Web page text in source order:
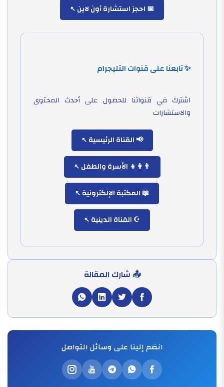
📅 احجز استشارة أون لاين
✨ تابعنا على قنوات التليجرام
اشترك في قنواتنا للحصول على أحدث المحتوى
والاستشارات
📢 القناة الرئيسية
👨‍👩‍👧 الأسرة والطفل
📖 المكتبة الإلكترونية
☪️ القناة الدينية
📤 شارك المقالة
انضم إلينا على وسائل التواصل